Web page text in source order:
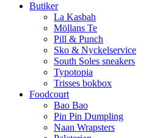
Butiker
La Kasbah
Möllans Te
Pill & Punch
Sko & Nyckelservice
South Soles sneakers
Typotopia
Trisses bokbox
Foodcourt
Bao Bao
Pin Pin Dumpling
Naan Wrapsters